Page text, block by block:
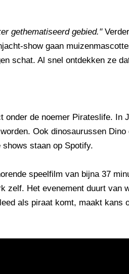
gethematiseerd gebied."
show gaan
schat. Al snel ontdekken ze
onder de noemer Pirateslife. In
Ook dinosaurussen
staan op Spotify.
speelfilm van bijna 37
zelf. Het evenement duurt van
als piraat komt, maakt kans